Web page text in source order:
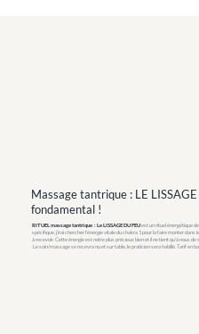
Massage tantrique : LE
fondamental !
RITUEL massage tantrique : Le LISSAGE DU FEUest un rituel énergétique
spécifique, j'irai chercher l'énergie vitale du chakra 1 pour la faire monter dans
à recevoir. Cette énergie est notre plus précieux bien et il ne tient qu'à nous de
Le soin/massage se recevra nu et sur table, le praticien sera habillé. Tarif en